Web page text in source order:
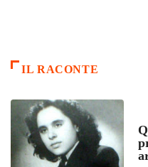
IL RACONTE